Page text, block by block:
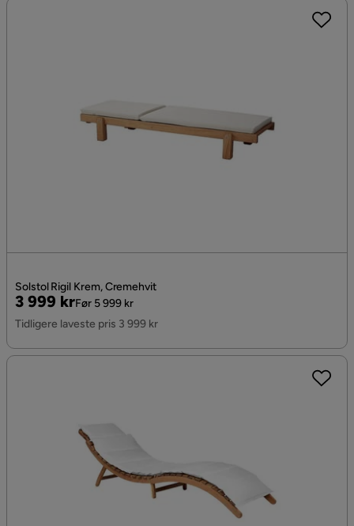
Solstol Rigil Krem, Cremehvit
Pris
3 999 kr
Original
Pris
Før 5 999 kr
Tidligere laveste pris 3 999 kr